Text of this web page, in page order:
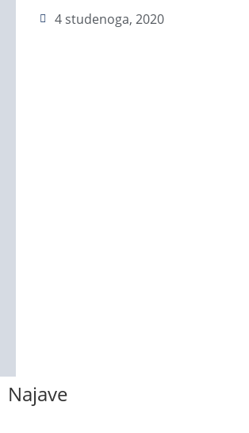
4 studenoga, 2020
Najave